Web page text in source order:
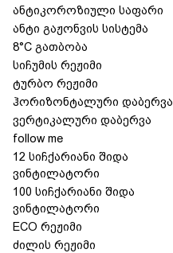
ანტიკოროზიული საფარი
ანტი გაჟონვის სისტემა
8°C გათბობა
სიჩუმის რეჟიმი
ტურბო რეჟიმი
ჰორიზონტალური დაბერვა
ვერტიკალური დაბერვა
follow me
12 სიჩქარიანი შიდა
ვინტილატორი
100 სიჩქარიანი შიდა
ვინტილატორი
ECO რეჟიმი
ძილის რეჟიმი